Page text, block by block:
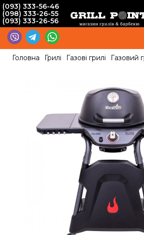
(093) 333-56-46
(098) 333-26-55
(093) 333-26-56
Головна Грилі Газові грилі Газовий